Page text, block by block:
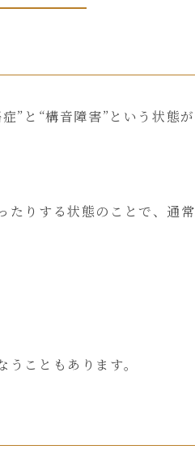
”と“構音障害”という状態
りする状態のことで、通
こともあります。